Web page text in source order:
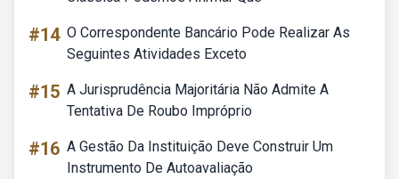
#14 O Correspondente Bancário Pode Realizar As
Seguintes Atividades Exceto
#15 A Jurisprudência Majoritária Não Admite A
Tentativa De Roubo Impróprio
#16 A Gestão Da Instituição Deve Construir Um
Instrumento De Autoavaliação